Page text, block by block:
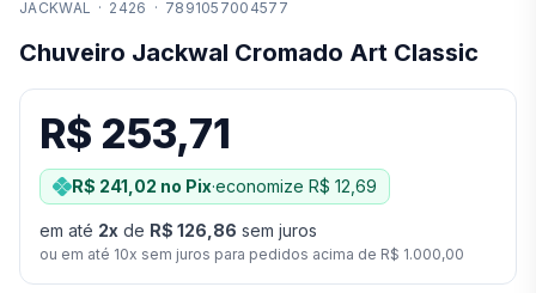
JACKWAL · 2426 · 7891057004577
Chuveiro Jackwal Cromado Art Classic
R$ 253,71
R$ 241,02 no Pix·economize R$ 12,69
em até 2x de R$ 126,86 sem juros
ou em até 10x sem juros para pedidos acima de R$ 1.000,00